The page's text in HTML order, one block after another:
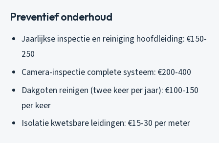
Preventief onderhoud
Jaarlijkse inspectie en reiniging hoofdleiding: €150-
250
Camera-inspectie complete systeem: €200-400
Dakgoten reinigen (twee keer per jaar): €100-150
per keer
Isolatie kwetsbare leidingen: €15-30 per meter